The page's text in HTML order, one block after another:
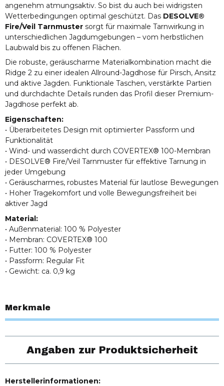
angenehm atmungsaktiv. So bist du auch bei widrigsten
Wetterbedingungen optimal geschützt. Das DESOLVE®
Fire/Veil Tarnmuster sorgt für maximale Tarnwirkung in
unterschiedlichen Jagdumgebungen – vom herbstlichen
Laubwald bis zu offenen Flächen.
Die robuste, geräuscharme Materialkombination macht die
Ridge 2 zu einer idealen Allround-Jagdhose für Pirsch, Ansitz
und aktive Jagden. Funktionale Taschen, verstärkte Partien
und durchdachte Details runden das Profil dieser Premium-
Jagdhose perfekt ab.
Eigenschaften:
• Überarbeitetes Design mit optimierter Passform und
Funktionalität
• Wind- und wasserdicht durch COVERTEX® 100-Membran
• DESOLVE® Fire/Veil Tarnmuster für effektive Tarnung in
jeder Umgebung
• Geräuscharmes, robustes Material für lautlose Bewegungen
• Hoher Tragekomfort und volle Bewegungsfreiheit bei
aktiver Jagd
Material:
• Außenmaterial: 100 % Polyester
• Membran: COVERTEX® 100
• Futter: 100 % Polyester
• Passform: Regular Fit
• Gewicht: ca. 0,9 kg
Merkmale
Angaben zur Produktsicherheit
Herstellerinformationen: